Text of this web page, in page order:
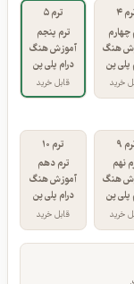
۴
هنگ
پن
ترم ۵
ترم پنجم
آموزش هنگ
درام پلی پن
۹
نهم
هنگ
ترم ۱۰
ترم دهم
آموزش هنگ